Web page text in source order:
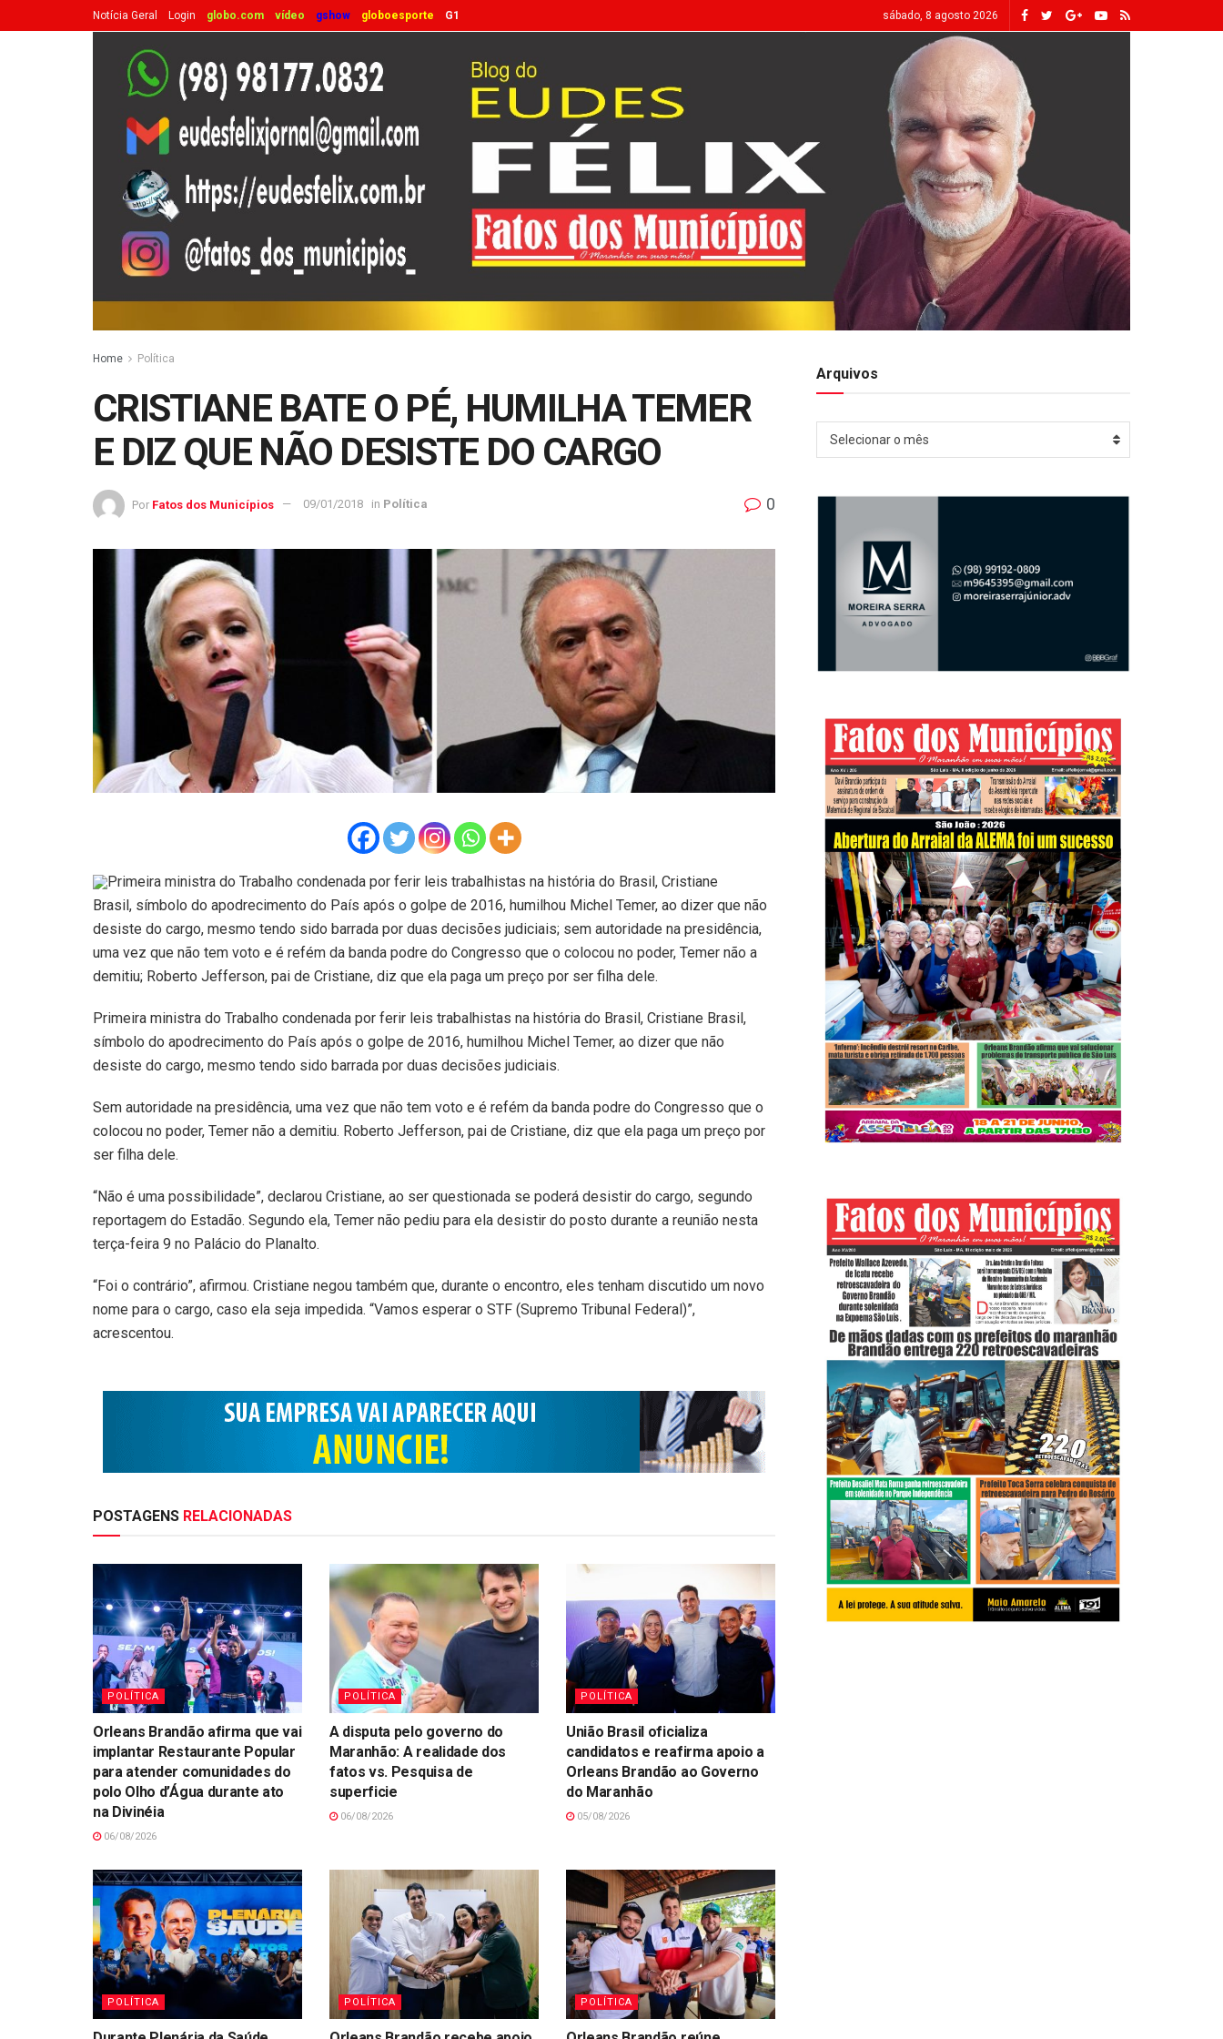
Notícia Geral Login globo.com vídeo gshow globoesporte G1 sábado, 8 agosto 2026
Home Política
CRISTIANE BATE O PÉ, HUMILHA TEMER
E DIZ QUE NÃO DESISTE DO CARGO
Por Fatos dos Municípios 09/01/2018 in Política 0
Primeira ministra do Trabalho condenada por ferir leis trabalhistas na história do Brasil, Cristiane
Brasil, símbolo do apodrecimento do País após o golpe de 2016, humilhou Michel Temer, ao dizer que não
desiste do cargo, mesmo tendo sido barrada por duas decisões judiciais; sem autoridade na presidência,
uma vez que não tem voto e é refém da banda podre do Congresso que o colocou no poder, Temer não a
demitiu; Roberto Jefferson, pai de Cristiane, diz que ela paga um preço por ser filha dele.
Primeira ministra do Trabalho condenada por ferir leis trabalhistas na história do Brasil, Cristiane Brasil,
símbolo do apodrecimento do País após o golpe de 2016, humilhou Michel Temer, ao dizer que não
desiste do cargo, mesmo tendo sido barrada por duas decisões judiciais.
Sem autoridade na presidência, uma vez que não tem voto e é refém da banda podre do Congresso que o
colocou no poder, Temer não a demitiu. Roberto Jefferson, pai de Cristiane, diz que ela paga um preço por
ser filha dele.
“Não é uma possibilidade”, declarou Cristiane, ao ser questionada se poderá desistir do cargo, segundo
reportagem do Estadão. Segundo ela, Temer não pediu para ela desistir do posto durante a reunião nesta
terça-feira 9 no Palácio do Planalto.
“Foi o contrário”, afirmou. Cristiane negou também que, durante o encontro, eles tenham discutido um novo
nome para o cargo, caso ela seja impedida. “Vamos esperar o STF (Supremo Tribunal Federal)”,
acrescentou.
POSTAGENS RELACIONADAS
POLÍTICA
Orleans Brandão afirma que vai
implantar Restaurante Popular
para atender comunidades do
polo Olho d’Água durante ato
na Divinéia
06/08/2026
POLÍTICA
A disputa pelo governo do
Maranhão: A realidade dos
fatos vs. Pesquisa de
superficie
06/08/2026
POLÍTICA
União Brasil oficializa
candidatos e reafirma apoio a
Orleans Brandão ao Governo
do Maranhão
05/08/2026
POLÍTICA POLÍTICA POLÍTICA
Arquivos
Arquivos
Selecionar o mês